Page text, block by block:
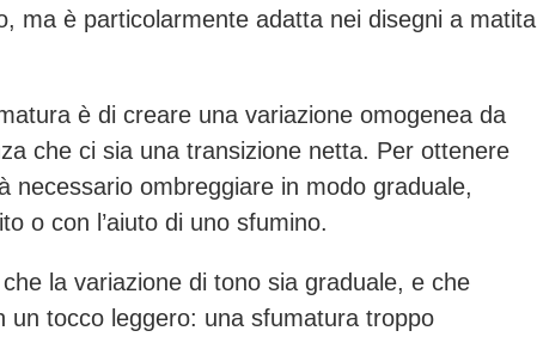
ma è particolarmente adatta nei disegni a matita
è di creare una variazione omogenea da
che ci sia una transizione netta. Per ottenere
necessario ombreggiare in modo graduale,
o con l’aiuto di uno sfumino.
la variazione di tono sia graduale, e che
un tocco leggero: una sfumatura troppo